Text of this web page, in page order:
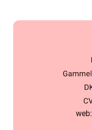
web: